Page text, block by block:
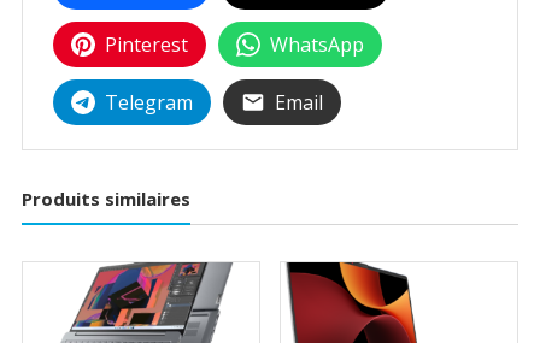
Pinterest WhatsApp
Telegram Email
Produits similaires